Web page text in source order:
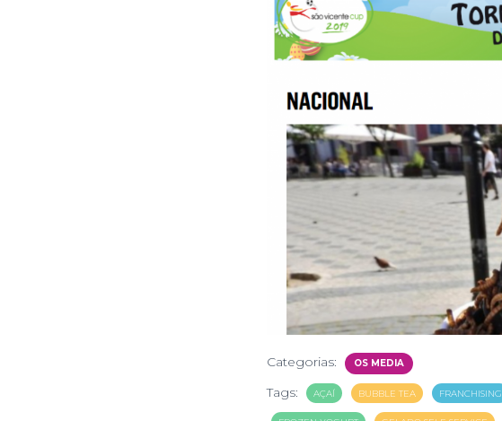
Categorias: OS MEDIA
Tags: AÇAÍ BUBBLE TEA FRANCHISING